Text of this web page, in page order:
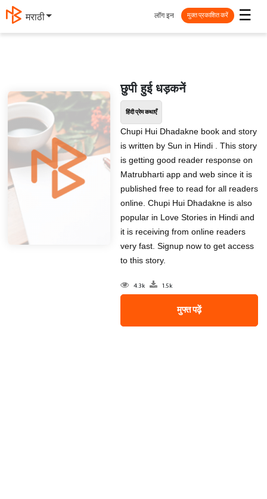
मराठी ☰
लॉग इन मुक्त प्रकाशित करें
छुपी हुई धड़कनें
हिंदी प्रेम कथाएँ
Chupi Hui Dhadakne book and story
is written by Sun in Hindi . This story
is getting good reader response on
Matrubharti app and web since it is
published free to read for all readers
online. Chupi Hui Dhadakne is also
popular in Love Stories in Hindi and
it is receiving from online readers
very fast. Signup now to get access
to this story.
4.3k 1.5k
मुफ्त पढ़ें